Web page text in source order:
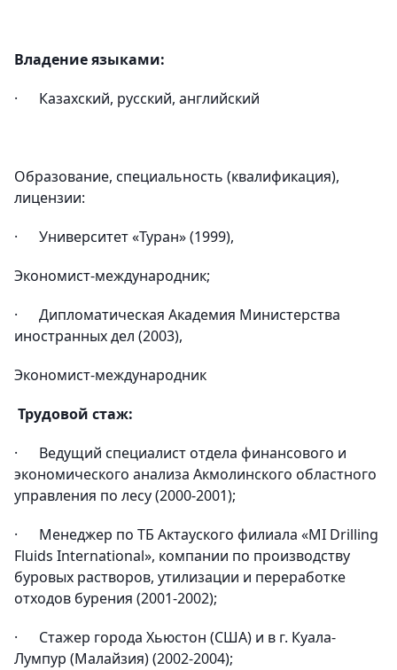
Владение языками:
· Казахский, русский, английский
Образование, специальность (квалификация),
лицензии:
· Университет «Туран» (1999),
Экономист-международник;
· Дипломатическая Академия Министерства
иностранных дел (2003),
Экономист-международник
Трудовой стаж:
· Ведущий специалист отдела финансового и
экономического анализа Акмолинского областного
управления по лесу (2000-2001);
· Менеджер по ТБ Актауского филиала «MI Drilling
Fluids International», компании по производству
буровых растворов, утилизации и переработке
отходов бурения (2001-2002);
· Стажер города Хьюстон (США) и в г. Куала-
Лумпур (Малайзия) (2002-2004);